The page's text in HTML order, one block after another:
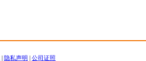
隐私声明 公司证照